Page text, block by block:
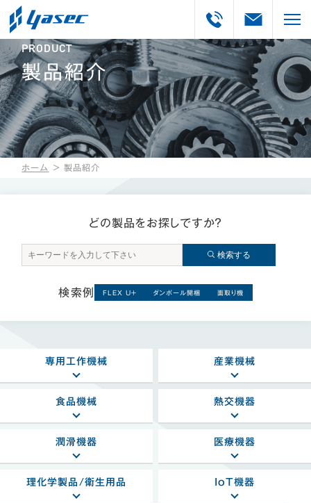
PRODUCT
製品紹介
ホーム ＞ 製品紹介
どの製品をお探しですか？
検索する
検索例 FLEX U＋ ダンボール開梱 面取り機
専用工作機械 産業機械
食品機械 熱交機器
潤滑機器 医療機器
理化学製品/衛生用品 IoT機器